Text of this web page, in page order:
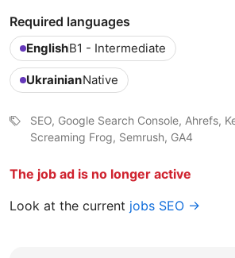
Required languages
EnglishB1 - Intermediate
UkrainianNative
SEO, Google Search Console, Ahrefs,
Screaming Frog, Semrush, GA4
The job ad is no longer active
Look at the current jobs SEO →